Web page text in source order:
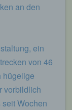
an den
ein
von 46
hügelige
vorbildlich
Wochen